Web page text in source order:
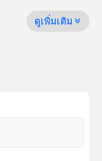
ดูเพิ่มเติม